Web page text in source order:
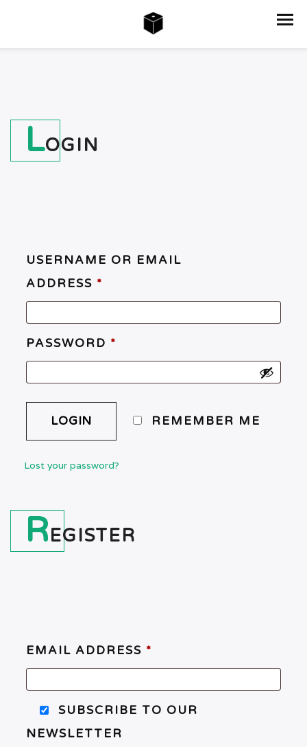
LOGIN
USERNAME OR EMAIL
ADDRESS *
PASSWORD *
REMEMBER ME
Lost your password?
REGISTER
EMAIL ADDRESS *
SUBSCRIBE TO OUR
NEWSLETTER